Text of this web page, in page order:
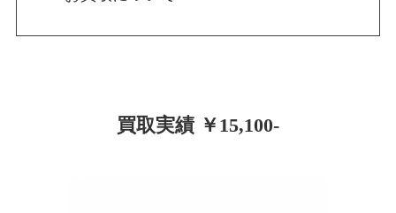
買取実績 ￥15,100-